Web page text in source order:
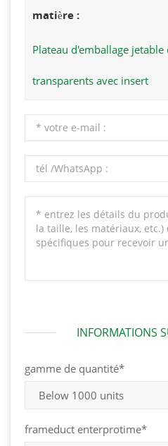
matière :
Plateau d'emballage
transparents avec insert
INFORMATIONS
gamme de quantité*
frameduct enterprotime*